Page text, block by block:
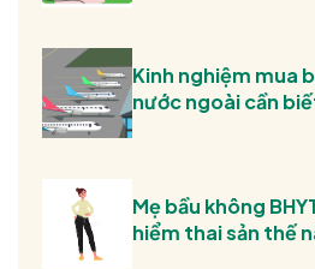
Kinh nghiệm mua
nước ngoài cần
Mẹ bầu không
hiểm thai sản thế